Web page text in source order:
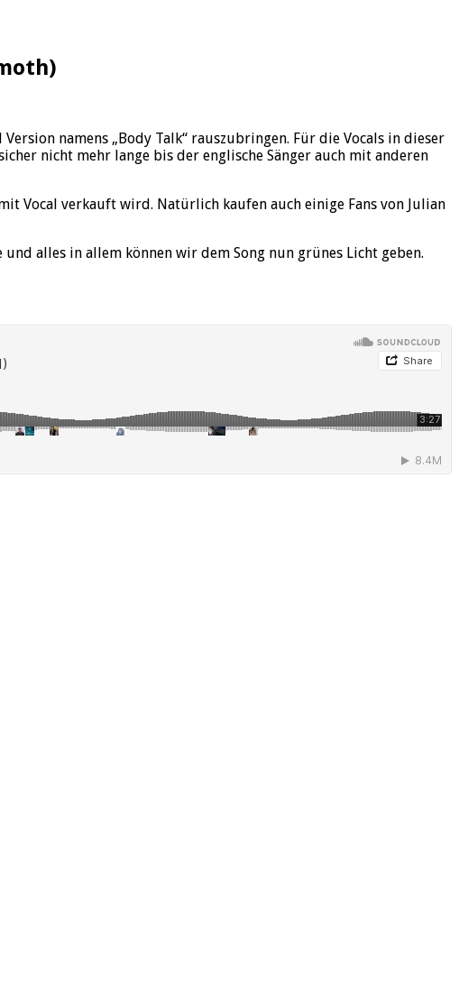
namens „Body Talk“ rauszubringen. Für die Vocals in dieser
nicht mehr lange bis der englische Sänger auch mit anderen
Vocal verkauft wird. Natürlich kaufen auch einige Fans von Julian
alles in allem können wir dem Song nun grünes Licht geben.